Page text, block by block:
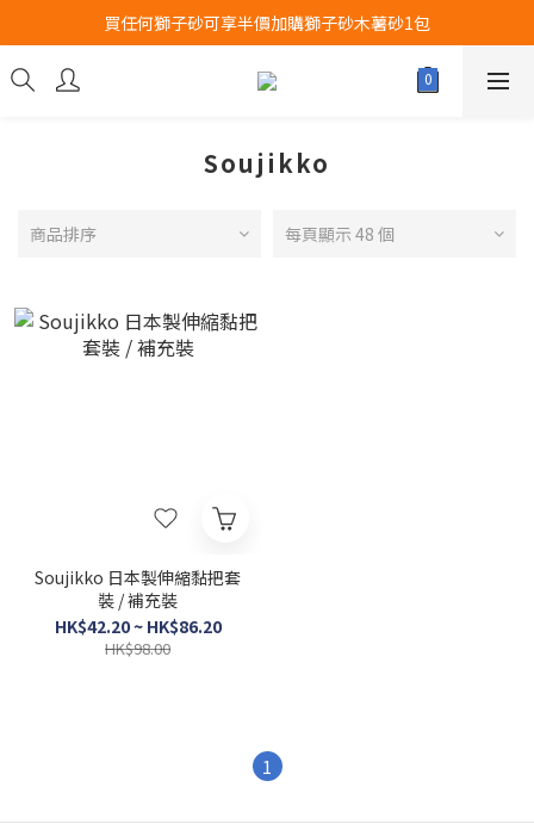
Airbuggy 全線現貨8折！立即點擊火速搶購
買任何獅子砂可享半價加購獅子砂木薯砂1包
Airbuggy 全線現貨8折！立即點擊火速搶購
Soujikko
商品排序 每頁顯示 48 個
Soujikko 日本製伸縮黏把套
裝 / 補充裝
HK$42.20 ~ HK$86.20
HK$98.00
1